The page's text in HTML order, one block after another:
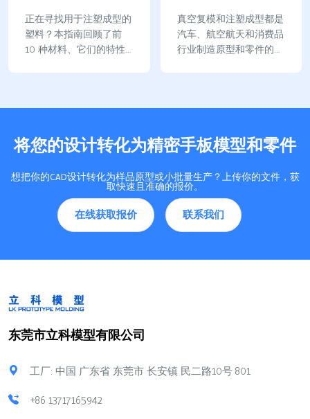
正在寻找用于注塑成型的
塑料？本指南回顾了前
10 种材料、它们的特性
抗冲击性、耐热性和多功
车、消费…
真空复模和注塑成型都是
汽车、航空航天和消费品
行业制造原型和零件的常
是硅胶真空复模浇注？
铸造工艺，其中液态聚合
物…
将您的设计转化为精密手板模型和零件
想把你的CAD设计转化为样品原型或小批量生产？上传你的文件，获
取快速且准确的报价。
在线获取报价 联系我们
东莞市立科模型有限公司
工厂: 中国 广东省 东莞市 长安镇 民二路10号 801
+86 13717165942